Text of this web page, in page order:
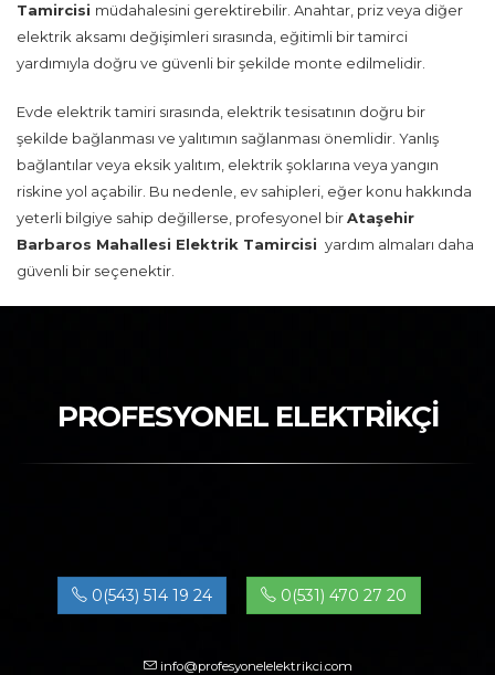
Tamircisi müdahalesini gerektirebilir. Anahtar, priz veya diğer
elektrik aksamı değişimleri sırasında, eğitimli bir tamirci
yardımıyla doğru ve güvenli bir şekilde monte edilmelidir.
Evde elektrik tamiri sırasında, elektrik tesisatının doğru bir
şekilde bağlanması ve yalıtımın sağlanması önemlidir. Yanlış
bağlantılar veya eksik yalıtım, elektrik şoklarına veya yangın
riskine yol açabilir. Bu nedenle, ev sahipleri, eğer konu hakkında
yeterli bilgiye sahip değillerse, profesyonel birAtaşehir
Barbaros Mahallesi Elektrik Tamircisi yardım almaları daha
güvenli bir seçenektir.
PROFESYONEL ELEKTRİKÇİ
0(543) 514 19 24 0(531) 470 27 20
info@profesyonelelektrikci.com